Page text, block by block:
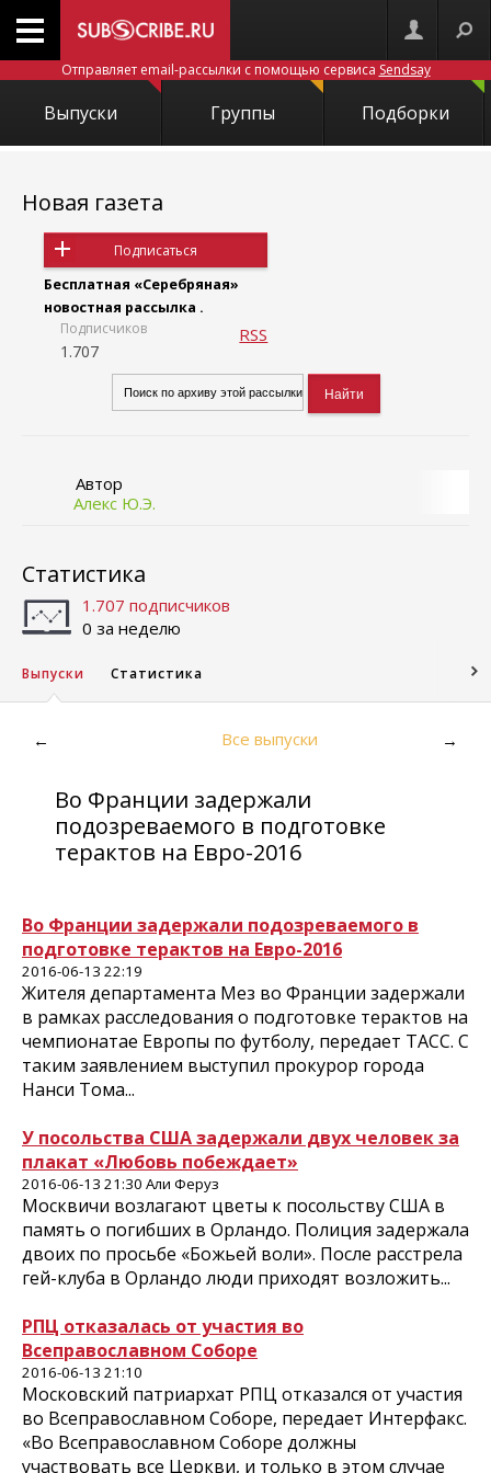
Отправляет email-рассылки с помощью сервиса Sendsay
Выпуски Группы Подборки
Новая газета
Подписаться
Бесплатная «Серебряная»
новостная рассылка .
Подписчиков
1.707
RSS
Автор
Алекс Ю.Э.
Статистика
1.707 подписчиков
0 за неделю
Выпуски Статистика
← Все выпуски →
Во Франции задержали
подозреваемого в подготовке
терактов на Евро-2016
Во Франции задержали подозреваемого в
подготовке терактов на Евро-2016
2016-06-13 22:19
Жителя департамента Мез во Франции задержали
в рамках расследования о подготовке терактов на
чемпионатае Европы по футболу, передает ТАСС. С
таким заявлением выступил прокурор города
Нанси Тома...
У посольства США задержали двух человек за
плакат «Любовь побеждает»
2016-06-13 21:30 Али Феруз
Москвичи возлагают цветы к посольству США в
память о погибших в Орландо. Полиция задержала
двоих по просьбе «Божьей воли». После расстрела
гей-клуба в Орландо люди приходят возложить...
РПЦ отказалась от участия во
Всеправославном Соборе
2016-06-13 21:10
Московский патриархат РПЦ отказался от участия
во Всеправославном Соборе, передает Интерфакс.
«Во Всеправославном Соборе должны
участвовать все Церкви, и только в этом случае